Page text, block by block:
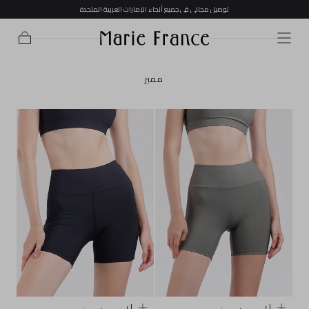
تخطي إلى توصيل مجاني في جميع أنحاء الإمارات العربية المتحدة
مميز
تخفيض تخفيض